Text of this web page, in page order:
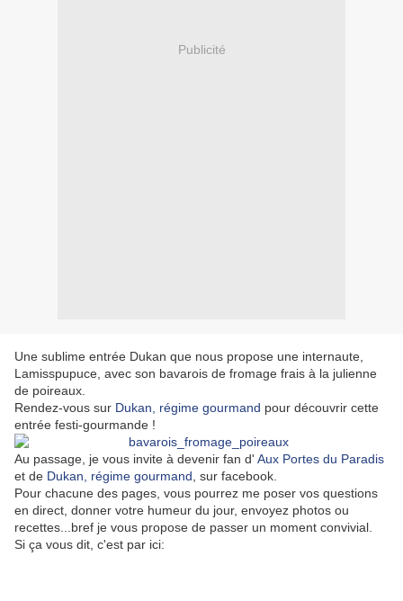
Publicité
Une sublime entrée Dukan que nous propose une internaute,
Lamisspupuce, avec son bavarois de fromage frais à la julienne
de poireaux.
Rendez-vous sur Dukan, régime gourmand pour découvrir cette
entrée festi-gourmande !
Au passage, je vous invite à devenir fan d' Aux Portes du Paradis
et de Dukan, régime gourmand , sur facebook.
Pour chacune des pages, vous pourrez me poser vos questions
en direct, donner votre humeur du jour, envoyez photos ou
recettes...bref je vous propose de passer un moment convivial.
Si ça vous dit, c'est par ici: